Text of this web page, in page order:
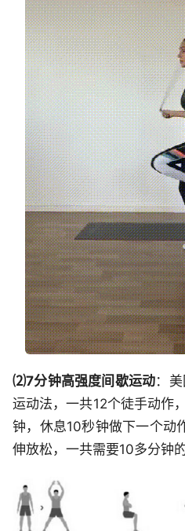
⑵7分钟高强度间歇运动：
运动法，一共12个徒手动作
钟，休息10秒钟做下一个动
伸放松，一共需要10多分钟的